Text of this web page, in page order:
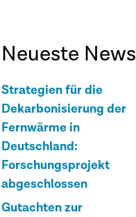
Neueste News
Strategien für die
Dekarbonisierung der
Fernwärme in
Deutschland:
Forschungsprojekt
abgeschlossen
Gutachten zur